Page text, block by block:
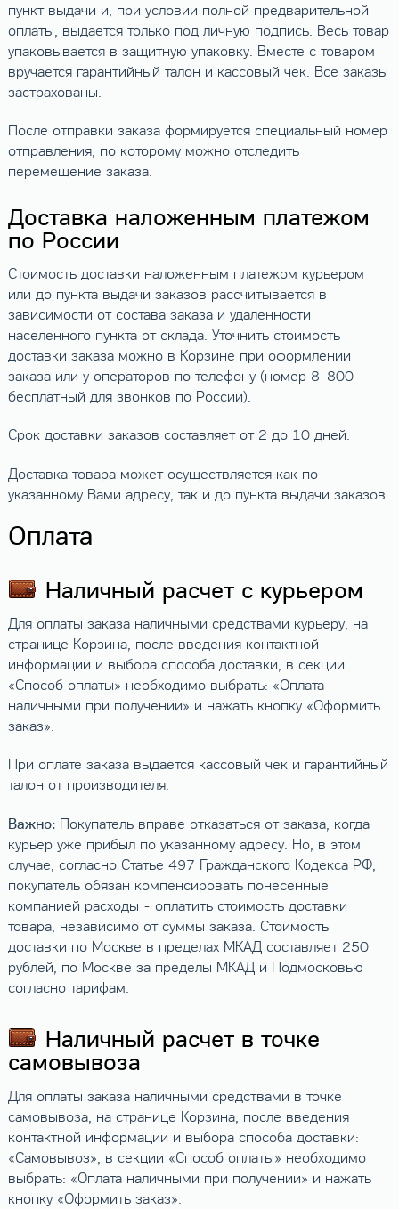
пункт выдачи и, при условии полной предварительной
оплаты, выдается только под личную подпись. Весь товар
упаковывается в защитную упаковку. Вместе с товаром
вручается гарантийный талон и кассовый чек. Все заказы
застрахованы.
После отправки заказа формируется специальный номер
отправления, по которому можно отследить
перемещение заказа.
Доставка наложенным платежом
по России
Стоимость доставки наложенным платежом курьером
или до пункта выдачи заказов рассчитывается в
зависимости от состава заказа и удаленности
населенного пункта от склада. Уточнить стоимость
доставки заказа можно в Корзине при оформлении
заказа или у операторов по телефону (номер 8-800
бесплатный для звонков по России).
Срок доставки заказов составляет от 2 до 10 дней.
Доставка товара может осуществляется как по
указанному Вами адресу, так и до пункта выдачи заказов.
Оплата
Наличный расчет с курьером
Для оплаты заказа наличными средствами курьеру, на
странице Корзина, после введения контактной
информации и выбора способа доставки, в секции
«Способ оплаты» необходимо выбрать: «Оплата
наличными при получении» и нажать кнопку «Оформить
заказ».
При оплате заказа выдается кассовый чек и гарантийный
талон от производителя.
Важно:Покупатель вправе отказаться от заказа, когда
курьер уже прибыл по указанному адресу. Но, в этом
случае, согласно Статье 497 Гражданского Кодекса РФ,
покупатель обязан компенсировать понесенные
компанией расходы - оплатить стоимость доставки
товара, независимо от суммы заказа. Стоимость
доставки по Москве в пределах МКАД составляет 250
рублей, по Москве за пределы МКАД и Подмосковью
согласно тарифам.
Наличный расчет в точке
самовывоза
Для оплаты заказа наличными средствами в точке
самовывоза, на странице Корзина, после введения
контактной информации и выбора способа доставки:
«Самовывоз», в секции «Способ оплаты» необходимо
выбрать: «Оплата наличными при получении» и нажать
кнопку «Оформить заказ».